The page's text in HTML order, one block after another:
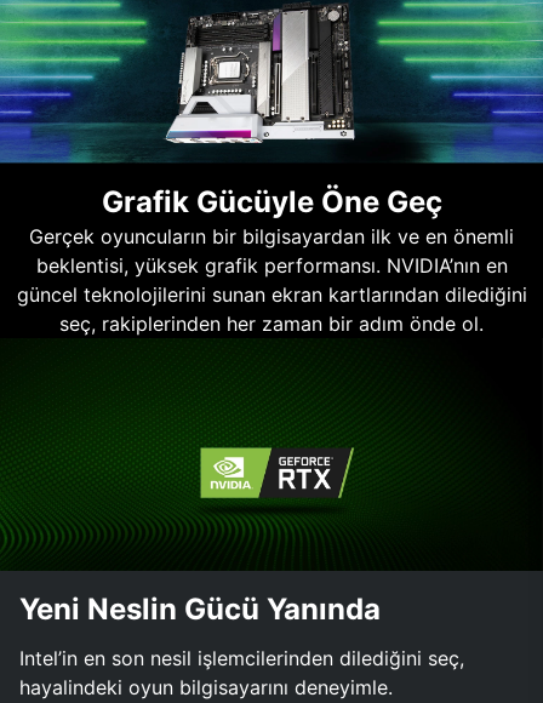
Grafik Gücüyle Öne Geç
Gerçek oyuncuların bir bilgisayardan ilk ve en önemli
beklentisi, yüksek grafik performansı. NVIDIA’nın en
güncel teknolojilerini sunan ekran kartlarından dilediğini
seç, rakiplerinden her zaman bir adım önde ol.
Yeni Neslin Gücü Yanında
Intel’in en son nesil işlemcilerinden dilediğini seç,
hayalindeki oyun bilgisayarını deneyimle.